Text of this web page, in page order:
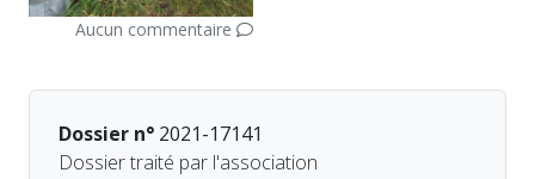
Aucun commentaire
Dossier n° 2021-17141
Dossier traité par l'association